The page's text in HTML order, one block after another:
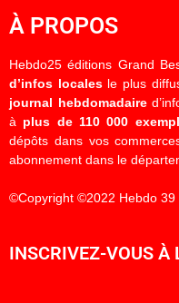
À PROPOS
Hebdo25 éditions Grand
d’infos localesle plus
journal hebdomadaire
à plus de 110 000
dépôts dans vos
abonnement dans le
©Copyright ©2022 Hebdo 39
INSCRIVEZ-VOUS À